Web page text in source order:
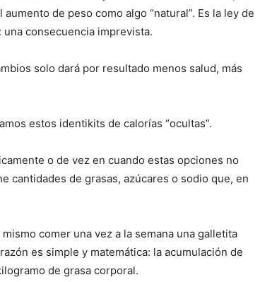
de peso como algo “natural”. Es la ley de
consecuencia imprevista.
solo dará por resultado menos salud, más
estos identikits de calorías “ocultas”.
o de vez en cuando estas opciones no
cantidades de grasas, azúcares o sodio que, en
comer una vez a la semana una galletita
es simple y matemática: la acumulación de
de grasa corporal.